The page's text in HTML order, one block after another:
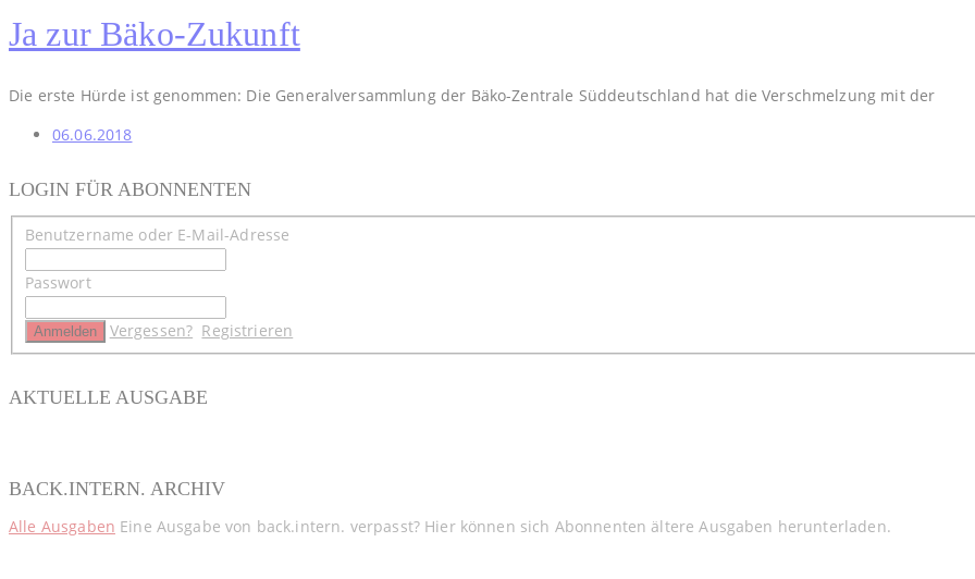
Ja zur Bäko-Zukunft
Die erste Hürde ist genommen: Die Generalversammlung der Bäko-Zentrale Süddeutschland hat die Verschmelzung mit der
06.06.2018
LOGIN FÜR ABONNENTEN
Benutzername oder E-Mail-Adresse
Passwort
Vergessen? Registrieren
AKTUELLE AUSGABE
BACK.INTERN. ARCHIV
Alle Ausgaben Eine Ausgabe von back.intern. verpasst? Hier können sich Abonnenten ältere Ausgaben herunterladen.